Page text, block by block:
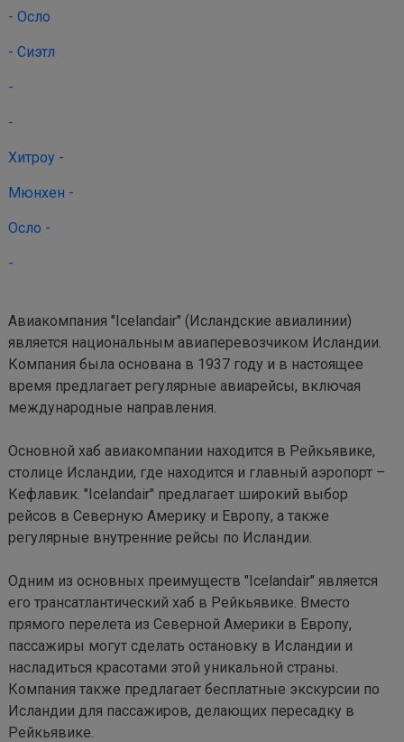
- Осло
- Сиэтл
-
-
Хитроу -
Мюнхен -
Осло -
-
Авиакомпания "Icelandair" (Исландские авиалинии)
является национальным авиаперевозчиком Исландии.
Компания была основана в 1937 году и в настоящее
время предлагает регулярные авиарейсы, включая
международные направления.
Основной хаб авиакомпании находится в Рейкьявике,
столице Исландии, где находится и главный аэропорт –
Кефлавик. "Icelandair" предлагает широкий выбор
рейсов в Северную Америку и Европу, а также
регулярные внутренние рейсы по Исландии.
Одним из основных преимуществ "Icelandair" является
его трансатлантический хаб в Рейкьявике. Вместо
прямого перелета из Северной Америки в Европу,
пассажиры могут сделать остановку в Исландии и
насладиться красотами этой уникальной страны.
Компания также предлагает бесплатные экскурсии по
Исландии для пассажиров, делающих пересадку в
Рейкьявике.